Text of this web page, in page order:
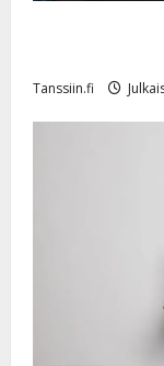
Tanssiin.fi